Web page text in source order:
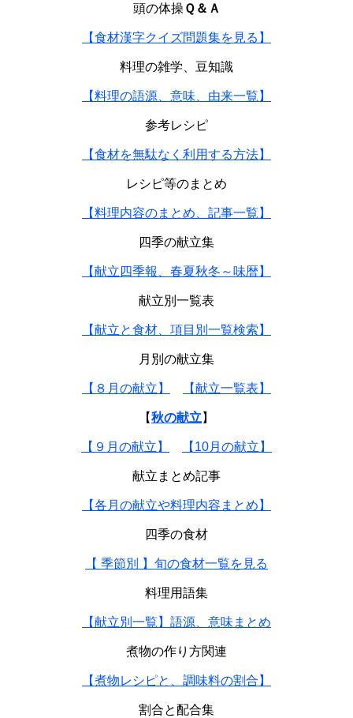
頭の体操Ｑ＆Ａ
【食材漢字クイズ問題集を見る】
料理の雑学、豆知識
【料理の語源、意味、由来一覧】
参考レシピ
【食材を無駄なく利用する方法】
レシピ等のまとめ
【料理内容のまとめ、記事一覧】
四季の献立集
【献立四季報、春夏秋冬～味暦】
献立別一覧表
【献立と食材、項目別一覧検索】
月別の献立集
【８月の献立】 【献立一覧表】
【秋の献立 】
【９月の献立】 【10月の献立】
献立まとめ記事
【各月の献立や料理内容まとめ】
四季の食材
【 季節別 】旬の食材一覧を見る
料理用語集
【献立別一覧】語源、意味まとめ
煮物の作り方関連
【煮物レシピと、調味料の割合】
割合と配合集